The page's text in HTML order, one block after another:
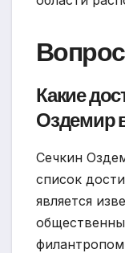
Какие
Оздемир
Сечкин
список
является